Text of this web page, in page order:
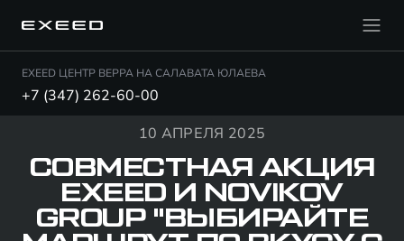
EXEED ЦЕНТР ВЕРРА НА САЛАВАТА ЮЛАЕВА
+7 (347) 262-60-00
10 АПРЕЛЯ 2025
СОВМЕСТНАЯ АКЦИЯ
EXEED И NOVIKOV
GROUP "ВЫБИРАЙТЕ